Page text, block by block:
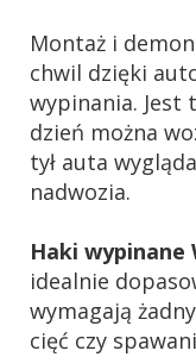
Montaż i
chwil dzięki
wypinania. Jest
dzień można
tył auta
nadwozia.
Haki wypinane
idealnie
wymagają
cięć czy